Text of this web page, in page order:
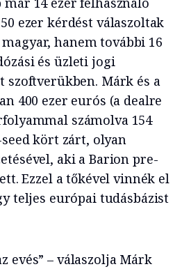
ezer kérdést válaszoltak
hanem további 16
és üzleti jogi
szoftverükben. Márk és a
400 ezer eurós (a dealre
számolva 154
kört zárt, olyan
aki a Barion pre-
Ezzel a tőkével vinnék el
teljes európai tudásbázist
evés” – válaszolja Márk